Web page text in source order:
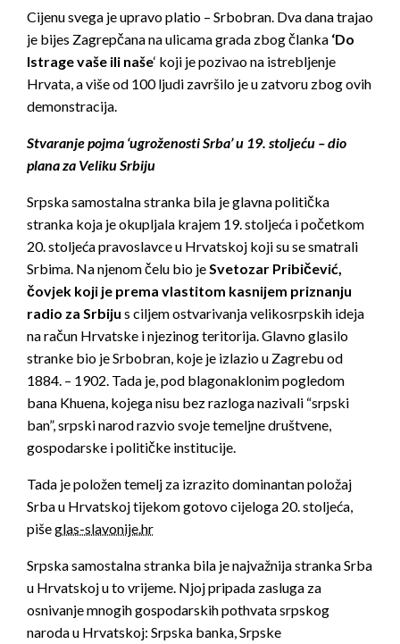
Cijenu svega je upravo platio – Srbobran. Dva dana trajao
je bijes Zagrepčana na ulicama grada zbog članka ‘Do
Istrage vaše ili naše‘ koji je pozivao na istrebljenje
Hrvata, a više od 100 ljudi završilo je u zatvoru zbog ovih
demonstracija.
Stvaranje pojma ‘ugroženosti Srba’ u 19. stoljeću – dio
plana za Veliku Srbiju
Srpska samostalna stranka bila je glavna politička
stranka koja je okupljala krajem 19. stoljeća i početkom
20. stoljeća pravoslavce u Hrvatskoj koji su se smatrali
Srbima. Na njenom čelu bio jeSvetozar Pribičević,
čovjek koji je prema vlastitom kasnijem priznanju
radio za Srbiju s ciljem ostvarivanja velikosrpskih ideja
na račun Hrvatske i njezinog teritorija. Glavno glasilo
stranke bio je Srbobran, koje je izlazio u Zagrebu od
1884. – 1902. Tada je, pod blagonaklonim pogledom
bana Khuena, kojega nisu bez razloga nazivali “srpski
ban”, srpski narod razvio svoje temeljne društvene,
gospodarske i političke institucije.
Tada je položen temelj za izrazito dominantan položaj
Srba u Hrvatskoj tijekom gotovo cijeloga 20. stoljeća,
pišeglas-slavonije.hr
Srpska samostalna stranka bila je najvažnija stranka Srba
u Hrvatskoj u to vrijeme. Njoj pripada zasluga za
osnivanje mnogih gospodarskih pothvata srpskog
naroda u Hrvatskoj: Srpska banka, Srpske